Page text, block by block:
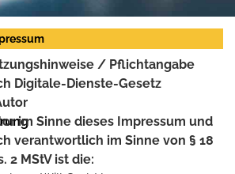
/ Pflichtangabe
Digitale-Dienste-Gesetz
im Sinne dieses Impressum und
verantwortlich im Sinne von § 18
2 MStV ist die: